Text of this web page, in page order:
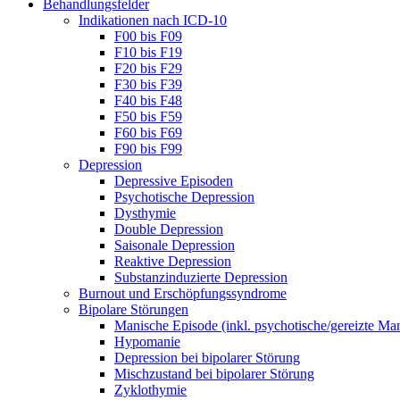
Behandlungsfelder
Indikationen nach ICD-10
F00 bis F09
F10 bis F19
F20 bis F29
F30 bis F39
F40 bis F48
F50 bis F59
F60 bis F69
F90 bis F99
Depression
Depressive Episoden
Psychotische Depression
Dysthymie
Double Depression
Saisonale Depression
Reaktive Depression
Substanzinduzierte Depression
Burnout und Erschöpfungssyndrome
Bipolare Störungen
Manische Episode (inkl. psychotische/gereizte
Hypomanie
Depression bei bipolarer Störung
Mischzustand bei bipolarer Störung
Zyklothymie